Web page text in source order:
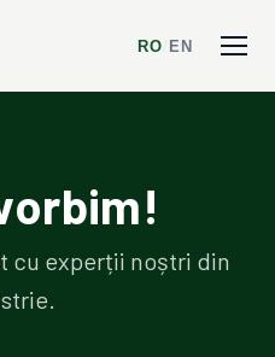
RO EN
cu experții noștri din